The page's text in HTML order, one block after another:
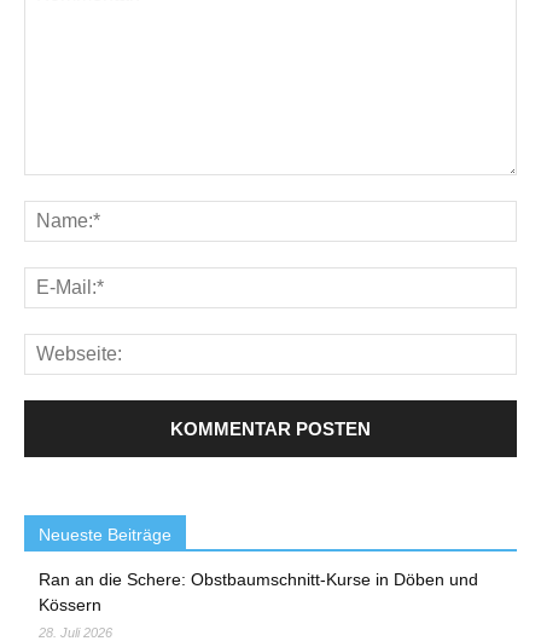
Neueste Beiträge
Ran an die Schere: Obstbaumschnitt-Kurse in Döben und
Kössern
28. Juli 2026